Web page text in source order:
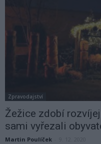
Zpravodajství
Žežice zdobí
sami vyřezali
Martin Poulíček